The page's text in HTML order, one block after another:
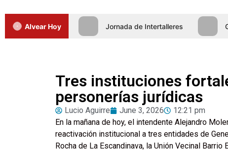
Alvear Hoy Jornada de Intertalleres
Tres instituciones
personerías jurídicas
Lucio Aguirre June 3, 2026
12:21 pm
En la mañana de hoy, el intendente Alejandro
reactivación institucional a tres entidades de
Rocha de La Escandinava, la Unión Vecinal